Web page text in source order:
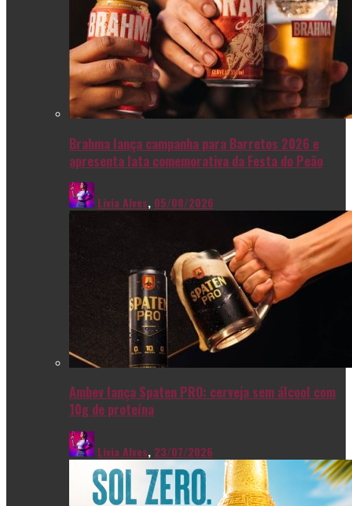
Brahma lança campanha para Barretos 2026 e
apresenta lata comemorativa da Festa do Peão
Livia Alves, 05/08/2026
Ambev lança Spaten PRO: cerveja sem álcool com
10g de proteína
Livia Alves, 23/07/2026